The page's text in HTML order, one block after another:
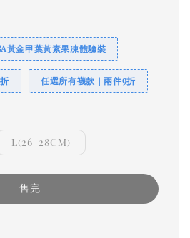
黃金甲葉黃素果凍體驗裝
任選所有襪款｜兩件9折
L(26-28CM)
售完